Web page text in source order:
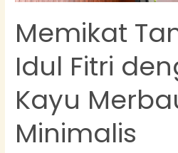
Memikat
Idul Fitri
Kayu
Minimalis